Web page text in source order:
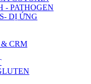
- PATHOGEN
DỊ ỨNG
CRM